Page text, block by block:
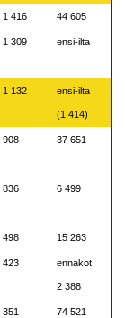
1 416 44 605
1 309 ensi-ilta
1 132 ensi-ilta
(1 414)
908 37 651
836 6 499
498 15 263
423 ennakot
2 388
351 74 521